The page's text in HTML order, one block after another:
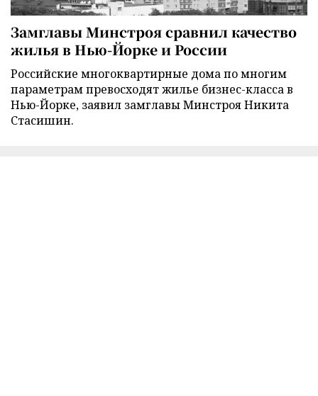
Замглавы Минстроя сравнил качество
жилья в Нью-Йорке и России
Российские многоквартирные дома по многим
параметрам превосходят жилье бизнес-класса в
Нью-Йорке, заявил замглавы Минстроя Никита
Стасишин.